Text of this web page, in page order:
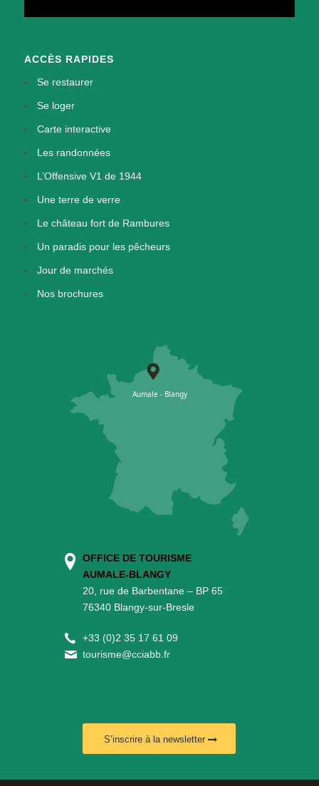
ACCÈS RAPIDES
Se restaurer
Se loger
Carte interactive
Les randonnées
L’Offensive V1 de 1944
Une terre de verre
Le château fort de Rambures
Un paradis pour les pêcheurs
Jour de marchés
Nos brochures
OFFICE DE TOURISME
AUMALE-BLANGY
20, rue de Barbentane – BP 65
76340 Blangy-sur-Bresle
+33 (0)2 35 17 61 09
tourisme@cciabb.fr
S’inscrire à la newsletter